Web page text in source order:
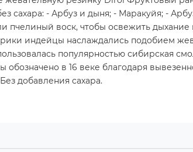
сахара: - Арбуз и дыня; - Маракуйя; -
пчелиный воск, чтобы освежить дыхание
индейцы наслаждались подобием
популярностью сибирская
в 16 веке благодаря
добавления сахара.